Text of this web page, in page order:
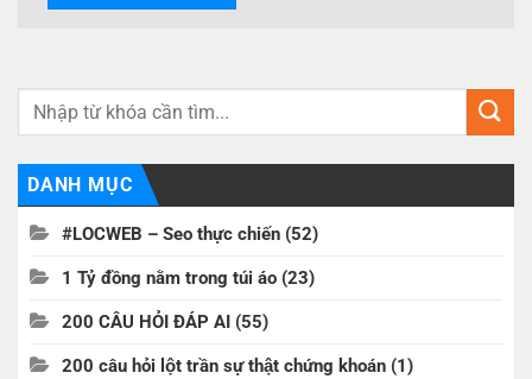
DANH MỤC
#LOCWEB – Seo thực chiến (52)
1 Tỷ đồng nằm trong túi áo (23)
200 CÂU HỎI ĐÁP AI (55)
200 câu hỏi lột trần sự thật chứng khoán (1)